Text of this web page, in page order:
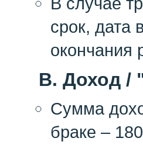
срок, дата
окончания
В. Доход /
Сумма
браке –